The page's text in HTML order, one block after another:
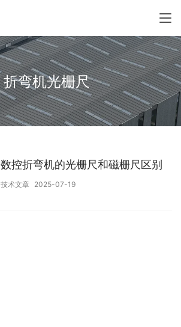
折弯机光栅尺
数控折弯机的光栅尺和磁栅尺区别
技术文章 2025-07-19